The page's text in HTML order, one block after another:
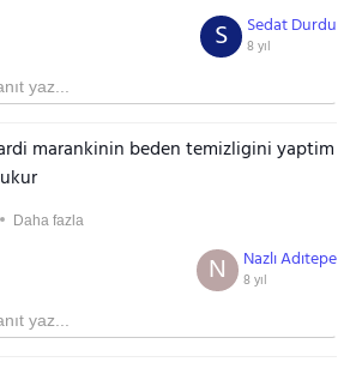
Sedat Durdu
8 yıl
S
marankinin beden temizligini yaptim
Daha fazla
Nazlı Adıtepe
8 yıl
N